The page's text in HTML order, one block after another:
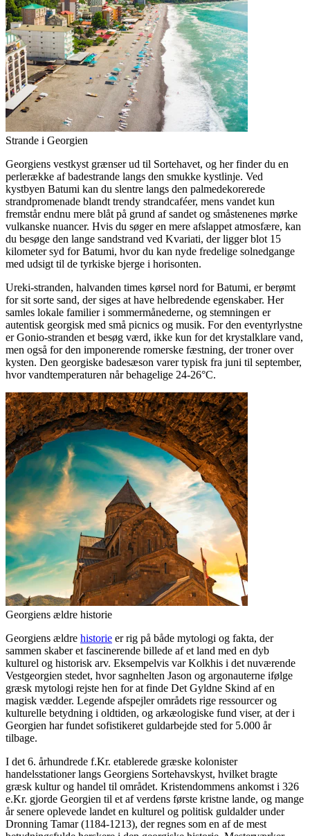
Strande i Georgien
Georgiens vestkyst grænser ud til Sortehavet, og her finder du en
perlerække af badestrande langs den smukke kystlinje. Ved
kystbyen Batumi kan du slentre langs den palmedekorerede
strandpromenade blandt trendy strandcaféer, mens vandet kun
fremstår endnu mere blåt på grund af sandet og småstenenes mørke
vulkanske nuancer. Hvis du søger en mere afslappet atmosfære, kan
du besøge den lange sandstrand ved Kvariati, der ligger blot 15
kilometer syd for Batumi, hvor du kan nyde fredelige solnedgange
med udsigt til de tyrkiske bjerge i horisonten.
Ureki-stranden, halvanden times kørsel nord for Batumi, er berømt
for sit sorte sand, der siges at have helbredende egenskaber. Her
samles lokale familier i sommermånederne, og stemningen er
autentisk georgisk med små picnics og musik. For den eventyrlystne
er Gonio-stranden et besøg værd, ikke kun for det krystalklare vand,
men også for den imponerende romerske fæstning, der troner over
kysten. Den georgiske badesæson varer typisk fra juni til september,
hvor vandtemperaturen når behagelige 24-26°C.
Georgiens ældre historie
Georgiens ældre historie er rig på både mytologi og fakta, der
sammen skaber et fascinerende billede af et land med en dyb
kulturel og historisk arv. Eksempelvis var Kolkhis i det nuværende
Vestgeorgien stedet, hvor sagnhelten Jason og argonauterne ifølge
græsk mytologi rejste hen for at finde Det Gyldne Skind af en
magisk vædder. Legende afspejler områdets rige ressourcer og
kulturelle betydning i oldtiden, og arkæologiske fund viser, at der i
Georgien har fundet sofistikeret guldarbejde sted for 5.000 år
tilbage.
I det 6. århundrede f.Kr. etablerede græske kolonister
handelsstationer langs Georgiens Sortehavskyst, hvilket bragte
græsk kultur og handel til området. Kristendommens ankomst i 326
e.Kr. gjorde Georgien til et af verdens første kristne lande, og mange
år senere oplevede landet en kulturel og politisk guldalder under
Dronning Tamar (1184-1213), der regnes som en af de mest